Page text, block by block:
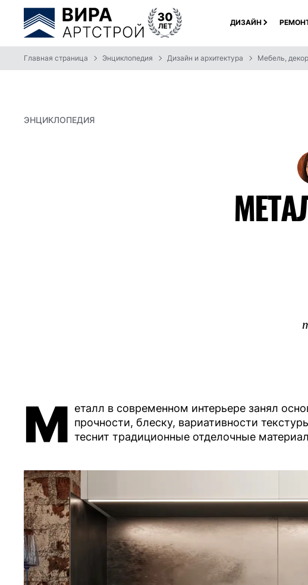
ДИЗАЙН
Главная страница Энциклопедия Дизайн и архитектура Мебель,
ЭНЦИКЛОПЕДИЯ
М еталл в современном интерьере занял
прочности, блеску, вариативности
теснит традиционные отделочные